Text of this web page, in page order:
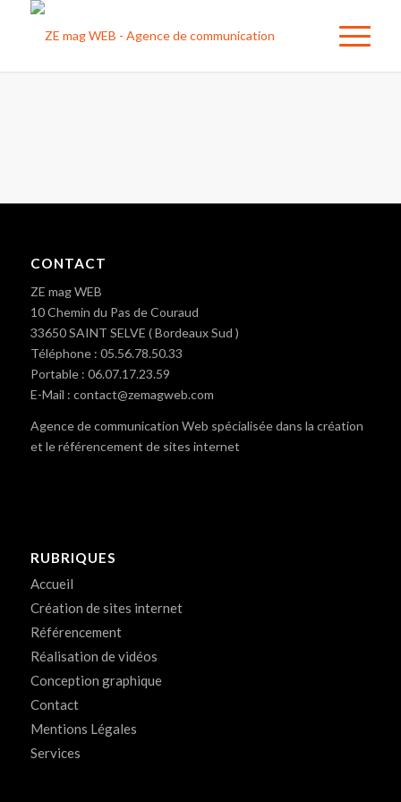
CONTACT
ZE mag WEB
10 Chemin du Pas de Couraud
33650 SAINT SELVE ( Bordeaux Sud )
Téléphone : 05.56.78.50.33
Portable : 06.07.17.23.59
E-Mail : contact@zemagweb.com
Agence de communication Web spécialisée dans la création
et le référencement de sites internet
RUBRIQUES
Accueil
Création de sites internet
Référencement
Réalisation de vidéos
Conception graphique
Contact
Mentions Légales
Services